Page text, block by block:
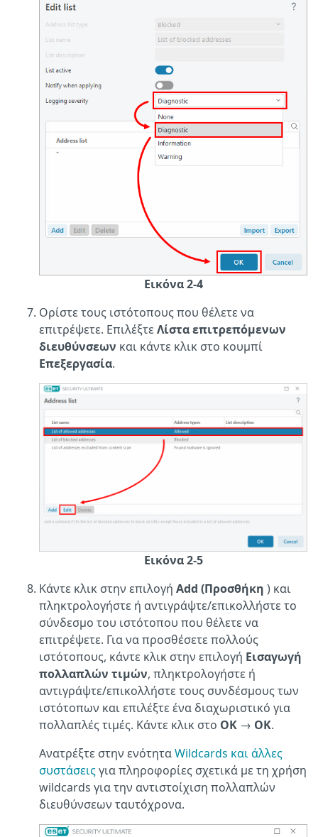
Εικόνα 2-4
Ορίστε τους ιστότοπους που θέλετε να
επιτρέψετε. Επιλέξτε Λίστα επιτρεπόμενων
διευθύνσεων και κάντε κλικ στο κουμπί
Επεξεργασία.
Εικόνα 2-5
Κάντε κλικ στην επιλογή Add (Προσθήκη ) και
πληκτρολογήστε ή αντιγράψτε/επικολλήστε το
σύνδεσμο του ιστότοπου που θέλετε να
επιτρέψετε. Για να προσθέσετε πολλούς
ιστότοπους, κάντε κλικ στην επιλογή Εισαγωγή
πολλαπλών τιμών, πληκτρολογήστε ή
αντιγράψτε/επικολλήστε τους συνδέσμους των
ιστότοπων και επιλέξτε ένα διαχωριστικό για
πολλαπλές τιμές. Κάντε κλικ στο OK → OK.
Ανατρέξτε στην ενότηταWildcards και άλλες
συστάσειςγια πληροφορίες σχετικά με τη χρήση
wildcards για την αντιστοίχιση πολλαπλών
διευθύνσεων ταυτόχρονα.